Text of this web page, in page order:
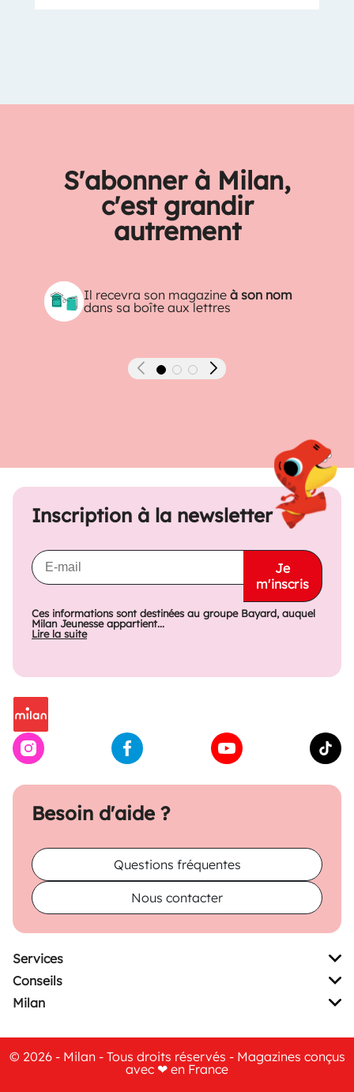
S'abonner à Milan,
c'est grandir
autrement
Il recevra son magazineà son nom
dans sa boîte aux lettres
Précédent Suivant
Besoin d'aide ?
Questions fréquentes
Nous contacter
Inscription à la newsletter
Je
m'inscris
Ces informations sont destinées au groupe Bayard, auquel
Milan Jeunesse appartient...
Lire la suite
Services
Conseils
Milan
© 2026 - Milan - Tous droits réservés - Magazines conçus
avec ❤ en France